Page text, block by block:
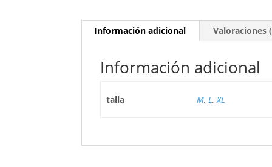
Información adicional Valoraciones
Información adicional
talla M, L, XL